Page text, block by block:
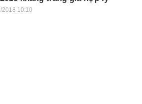
2018 10:10